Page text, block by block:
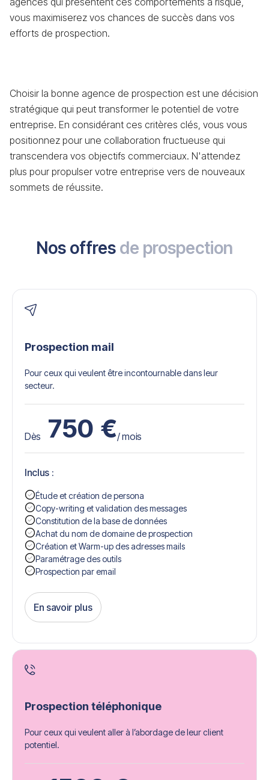
vous maximiserez vos chances de succès dans vos
efforts de prospection.
Choisir la bonne agence de prospection est une décision
stratégique qui peut transformer le potentiel de votre
entreprise. En considérant ces critères clés, vous vous
positionnez pour une collaboration fructueuse qui
transcendera vos objectifs commerciaux. N'attendez
plus pour propulser votre entreprise vers de nouveaux
sommets de réussite.
Nos offres de prospection
Prospection mail
Pour ceux qui veulent être incontournable dans leur
secteur.
Dès 750 €/ mois
Inclus :
Étude et création de persona
Copy-writing et validation des messages
Constitution de la base de données
Achat du nom de domaine de prospection
Création et Warm-up des adresses mails
Paramétrage des outils
Prospection par email
En savoir plus
Get Started
Prospection téléphonique
Pour ceux qui veulent aller à l’abordage de leur client
potentiel.